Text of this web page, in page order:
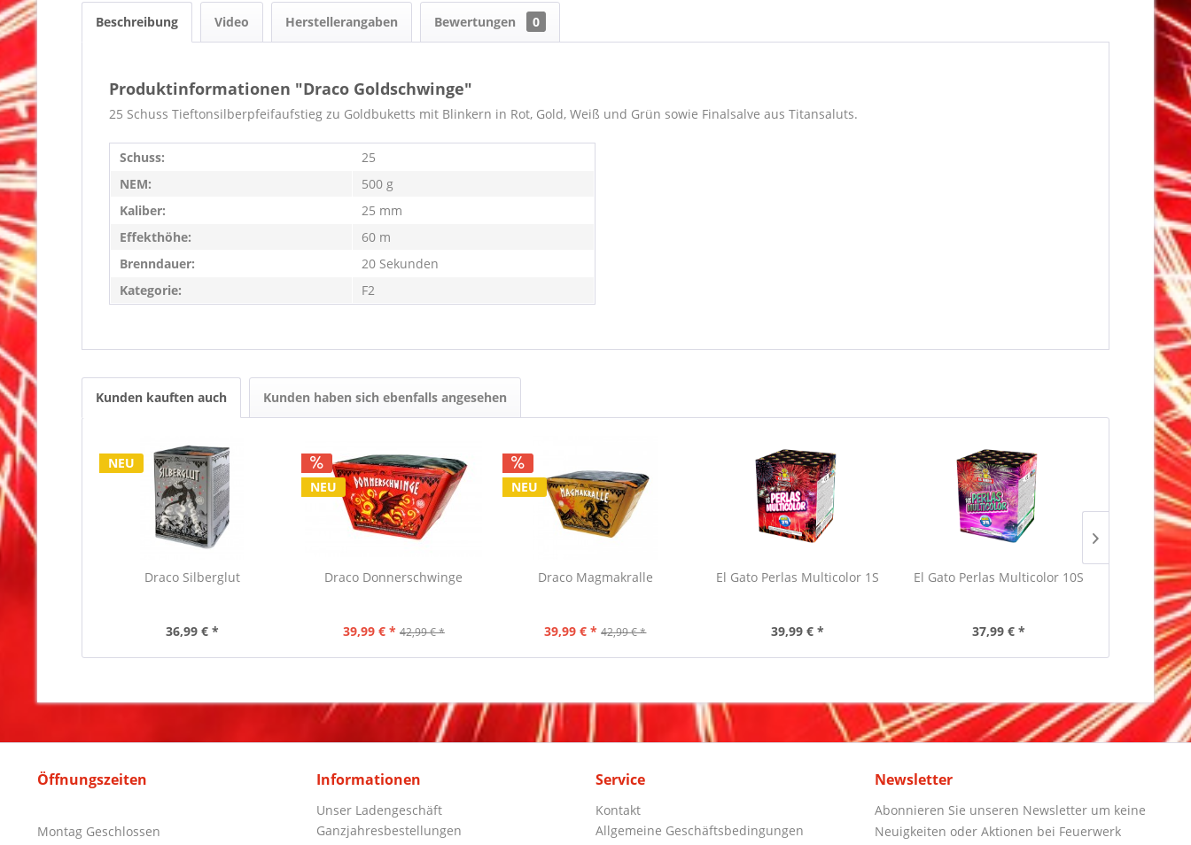
Beschreibung Video Herstellerangaben Bewertungen 0
Produktinformationen "Draco Goldschwinge"
25 Schuss Tieftonsilberpfeifaufstieg zu Goldbuketts mit Blinkern in Rot, Gold, Weiß und Grün sowie Finalsalve aus Titansaluts.
Schuss:
25
NEM:
500 g
Kaliber:
25 mm
Effekthöhe:
60 m
Brenndauer:
20 Sekunden
Kategorie:
F2
Kunden kauften auch Kunden haben sich ebenfalls angesehen
NEU
Draco Silberglut
36,99 € *
NEU
Draco Donnerschwinge
39,99 € * 42,99 € *
NEU
Draco Magmakralle
39,99 € * 42,99 € *
El Gato Perlas Multicolor 1S
39,99 € *
El Gato Perlas Multicolor 10S
37,99 € *
Iskra
Öffnungszeiten
Montag Geschlossen
Informationen
Unser Ladengeschäft
Ganzjahresbestellungen
Service
Kontakt
Allgemeine Geschäftsbedingungen
Newsletter
Abonnieren Sie unseren Newsletter um keine
Neuigkeiten oder Aktionen bei Feuerwerk